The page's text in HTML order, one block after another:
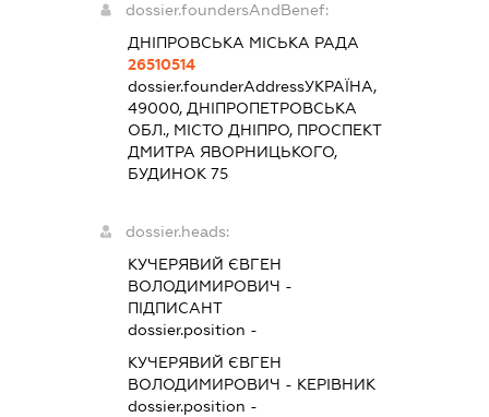
dossier.foundersAndBenef:
ДНІПРОВСЬКА МІСЬКА РАДА
26510514
dossier.founderAddressУКРАЇНА,
49000, ДНІПРОПЕТРОВСЬКА
ОБЛ., МІСТО ДНІПРО, ПРОСПЕКТ
ДМИТРА ЯВОРНИЦЬКОГО,
БУДИНОК 75
dossier.heads:
КУЧЕРЯВИЙ ЄВГЕН
ВОЛОДИМИРОВИЧ -
ПІДПИСАНТ
dossier.position -
КУЧЕРЯВИЙ ЄВГЕН
ВОЛОДИМИРОВИЧ - КЕРІВНИК
dossier.position -